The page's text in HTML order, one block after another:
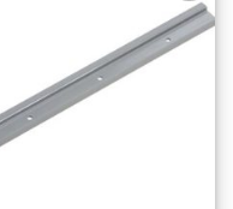
Dodaj
na
listu